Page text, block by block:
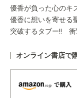
優香が負った心のキ
優香に想いを寄せる
突破するタブー!! 衝
オンライン書店で